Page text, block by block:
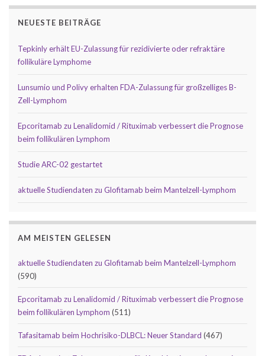
NEUESTE BEITRÄGE
Tepkinly erhält EU-Zulassung für rezidivierte oder refraktäre
follikuläre Lymphome
Lunsumio und Polivy erhalten FDA-Zulassung für großzelliges B-
Zell-Lymphom
Epcoritamab zu Lenalidomid / Rituximab verbessert die Prognose
beim follikulären Lymphom
Studie ARC-02 gestartet
aktuelle Studiendaten zu Glofitamab beim Mantelzell-Lymphom
AM MEISTEN GELESEN
aktuelle Studiendaten zu Glofitamab beim Mantelzell-Lymphom
(590)
Epcoritamab zu Lenalidomid / Rituximab verbessert die Prognose
beim follikulären Lymphom (511)
Tafasitamab beim Hochrisiko-DLBCL: Neuer Standard (467)